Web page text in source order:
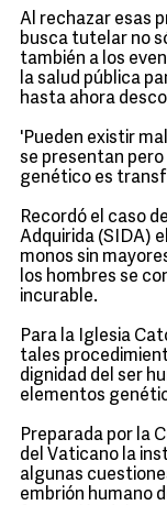
Al rechazar esas
busca tutelar no
también a los
la salud pública
hasta ahora
'Pueden existir
se presentan
genético es
Recordó el caso
Adquirida (SIDA)
monos sin
los hombres se
incurable.
Para la Iglesia
tales
dignidad del ser
elementos
Preparada por la
del Vaticano la
algunas
embrión humano